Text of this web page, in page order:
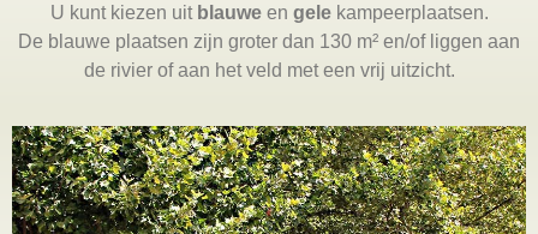
U kunt kiezen uit blauween gelekampeerplaatsen.
De blauwe plaatsen zijn groter dan 130 m² en/of liggen aan
de rivier of aan het veld met een vrij uitzicht.